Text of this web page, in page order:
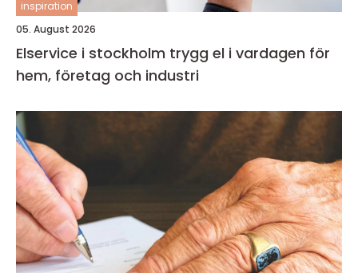
inspiration
05. August 2026
Elservice i stockholm trygg el i vardagen för
hem, företag och industri